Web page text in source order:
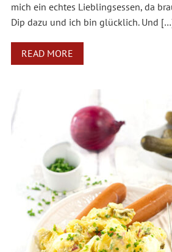
mich ein echtes Lieblingsessen, da
Dip dazu und ich bin glücklich. Und
READ MORE